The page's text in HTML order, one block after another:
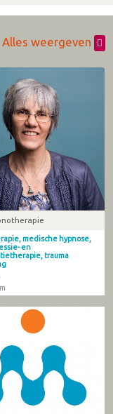
Alles weergeven
medische hypnose,
en
trauma